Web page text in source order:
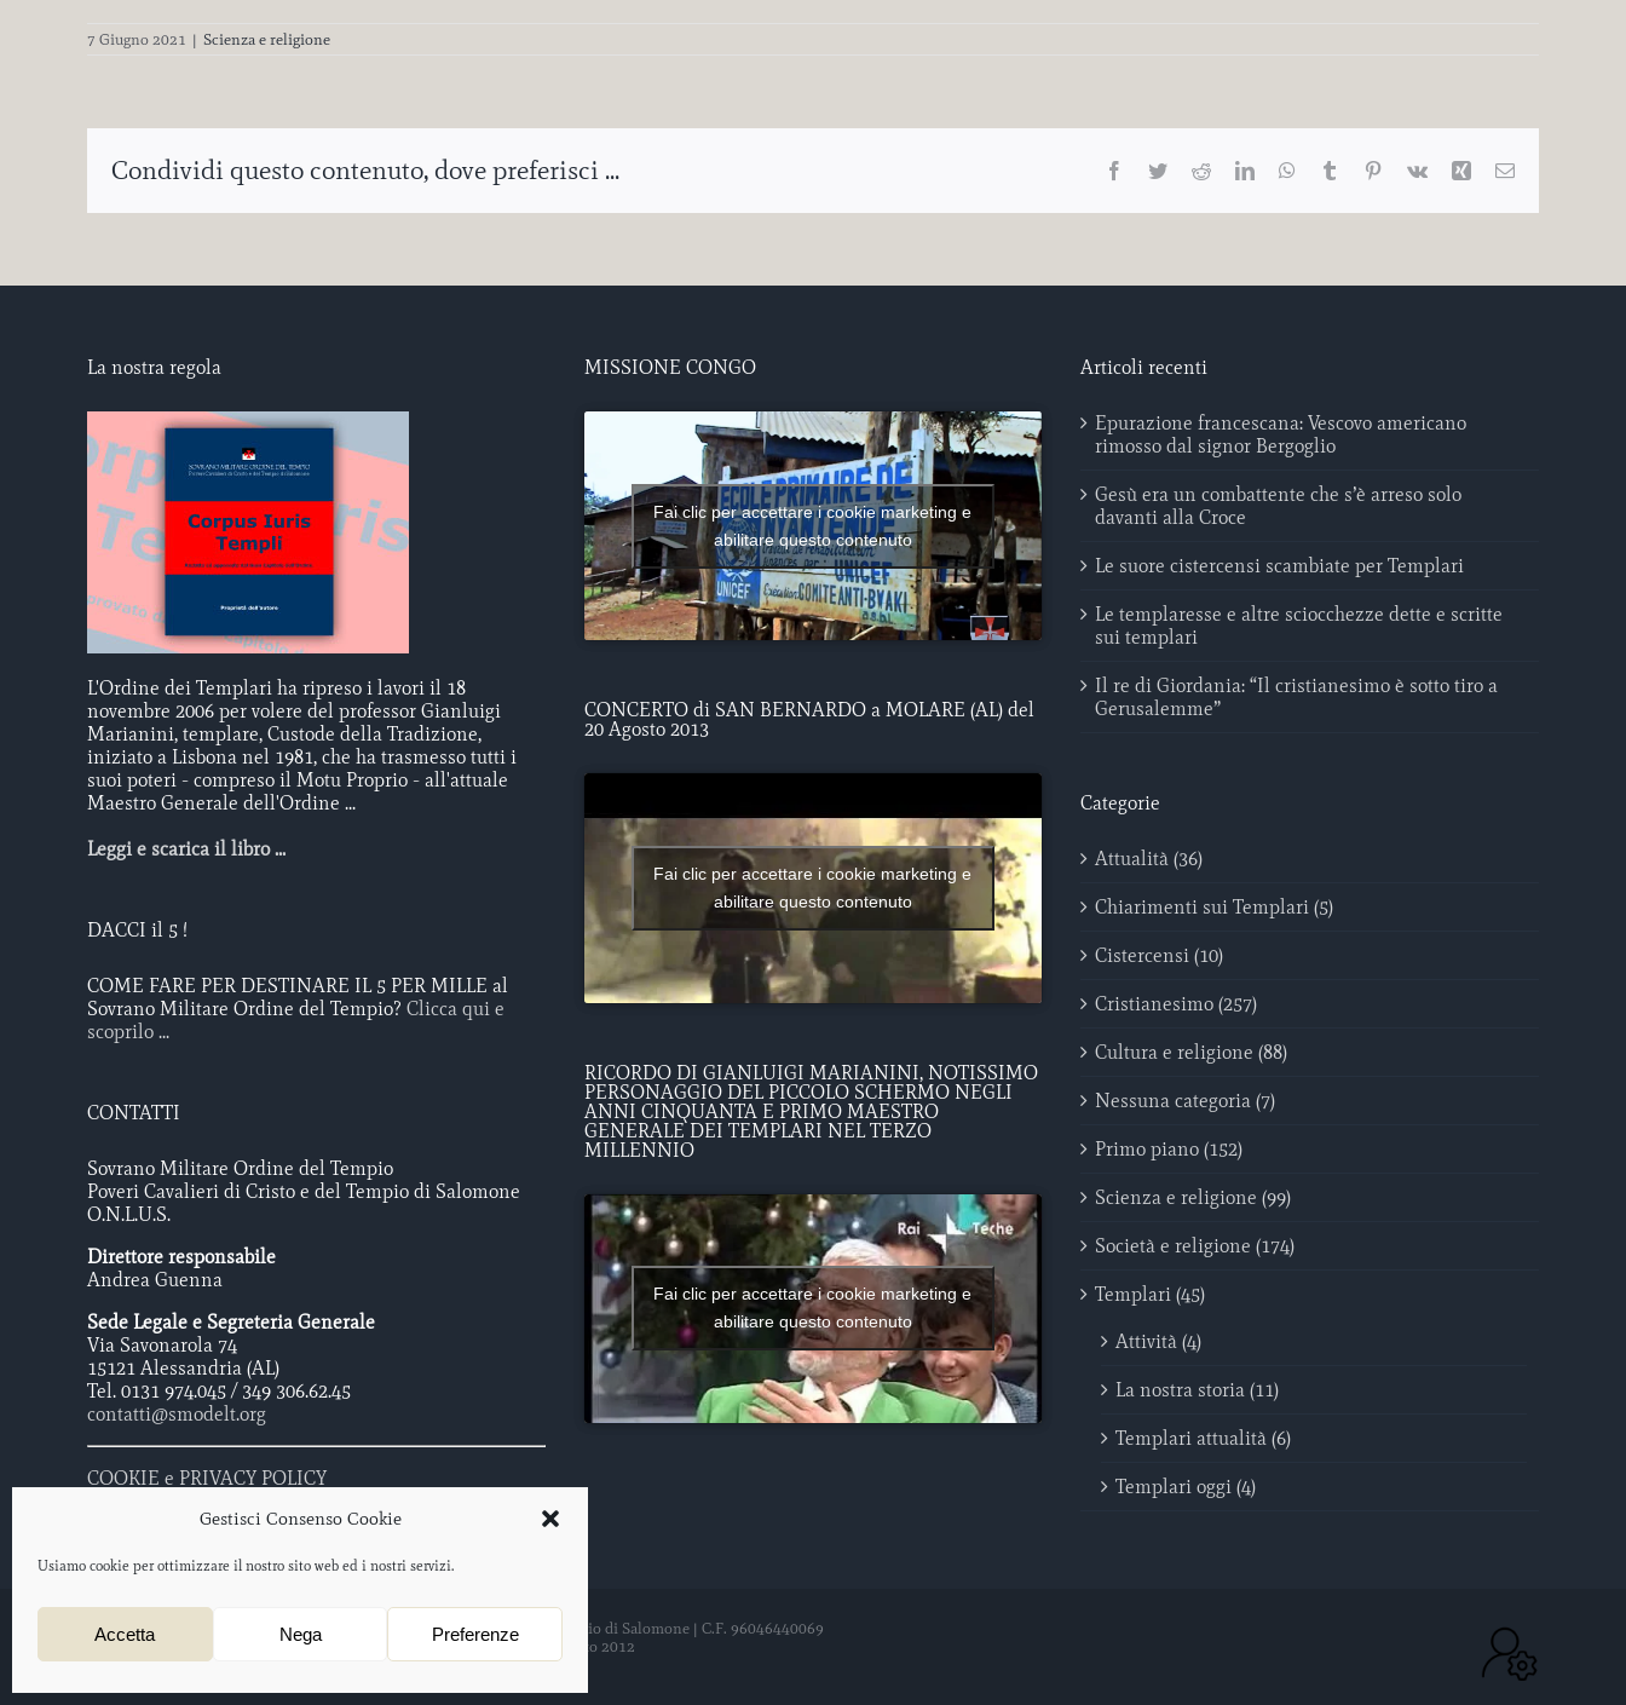
Gestisci Consenso Cookie
Usiamo cookie per ottimizzare il nostro sito web ed i nostri servizi.
Accetta Nega Preferenze
7 Giugno 2021 | Scienza e religione
Condividi questo contenuto, dove preferisci ... Facebook
TwitterRedditLinkedInWhatsApp
Tumblr Pinterest
Vk Xing Email
La nostra regola
L'Ordine dei Templari ha ripreso i lavori il 18
novembre 2006 per volere del professor Gianluigi
Marianini, templare, Custode della Tradizione,
iniziato a Lisbona nel 1981, che ha trasmesso tutti i
suoi poteri - compreso il Motu Proprio - all'attuale
Maestro Generale dell'Ordine ...
Leggi e scarica il libro ...
DACCI il 5 !
COME FARE PER DESTINARE IL 5 PER MILLE al
Sovrano Militare Ordine del Tempio? Clicca qui e
scoprilo ...
CONTATTI
Sovrano Militare Ordine del Tempio
Poveri Cavalieri di Cristo e del Tempio di Salomone
O.N.L.U.S.
Direttore responsabile
Andrea Guenna
Sede Legale e Segreteria Generale
Via Savonarola 74
15121 Alessandria (AL)
Tel. 0131 974.045 / 349 306.62.45
contatti@smodelt.org
COOKIE e PRIVACY POLICY
MISSIONE CONGO
Fai clic per accettare i cookie marketing e
abilitare questo contenuto
CONCERTO di SAN BERNARDO a MOLARE (AL) del
20 Agosto 2013
Fai clic per accettare i cookie marketing e
abilitare questo contenuto
RICORDO DI GIANLUIGI MARIANINI, NOTISSIMO
PERSONAGGIO DEL PICCOLO SCHERMO NEGLI
ANNI CINQUANTA E PRIMO MAESTRO
GENERALE DEI TEMPLARI NEL TERZO
MILLENNIO
Fai clic per accettare i cookie marketing e
abilitare questo contenuto
Articoli recenti
Epurazione francescana: Vescovo americano
rimosso dal signor Bergoglio
Gesù era un combattente che s’è arreso solo
davanti alla Croce
Le suore cistercensi scambiate per Templari
Le templaresse e altre sciocchezze dette e scritte
sui templari
Il re di Giordania: “Il cristianesimo è sotto tiro a
Gerusalemme”
Categorie
Attualità (36)
Chiarimenti sui Templari (5)
Cistercensi (10)
Cristianesimo (257)
Cultura e religione (88)
Nessuna categoria (7)
Primo piano (152)
Scienza e religione (99)
Società e religione (174)
Templari (45)
Attività (4)
La nostra storia (11)
Templari attualità (6)
Templari oggi (4)
Sovrano Militare Ordine Del Tempio - Poveri Cavalieri di Cristo e del Tempio di Salomone | C.F. 96046440069
Protocollo iscrizione O.N.L.U.S. 2012/047477 – data di iscrizione: 21 agosto 2012
Progetto web a cura di